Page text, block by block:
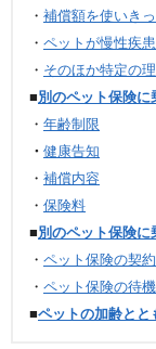
・ 補償額を使いき
・ ペットが慢性疾
・ そのほか特定の
■別のペット保険
・ 年齢制限
・ 健康告知
・ 補償内容
・ 保険料
■別のペット保険に
・ ペット保険の契
・ ペット保険の待
■ペットの加齢と